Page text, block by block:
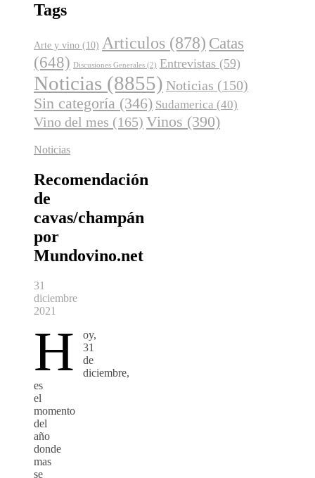
Tags
Arte y vino (10) Articulos (878) Catas
(648) Discusiones Generales (2) Entrevistas (59)
Noticias (8855) Noticias (150)
Sin categoría (346) Sudamerica (40)
Vino del mes (165) Vinos (390)
Noticias
Recomendación
de
cavas/champán
por
Mundovino.net
31
diciembre
2021
H
oy,
31
de
diciembre,
es
el
momento
del
año
donde
mas
se